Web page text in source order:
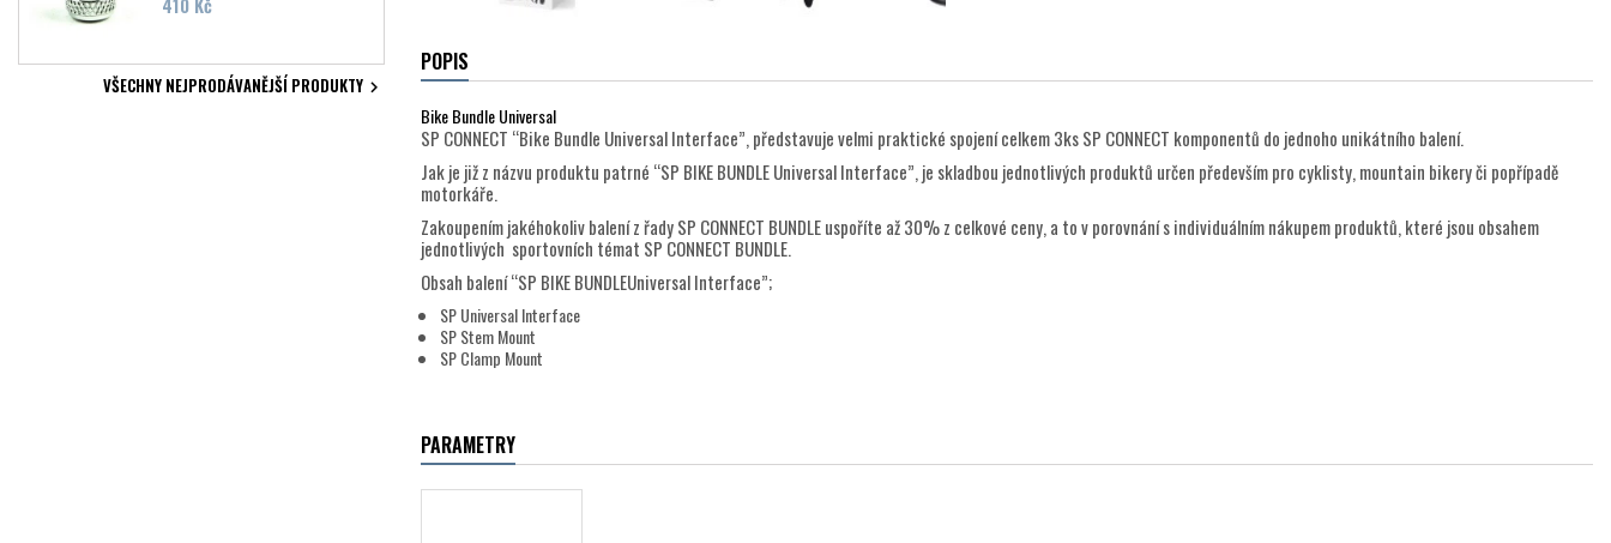
VŠECHNY NEJPRODÁVANĚJŠÍ PRODUKTY 
POPIS
Bike Bundle Universal
SP CONNECT “Bike Bundle Universal Interface”, představuje velmi praktické spojení celkem 3ks SP CONNECT komponentů do jednoho unikátního balení.
Jak je již z názvu produktu patrné “SP BIKE BUNDLE Universal Interface”, je skladbou jednotlivých produktů určen především pro cyklisty, mountain bikery či popřípadě
motorkáře.
Zakoupením jakéhokoliv balení z řady SP CONNECT BUNDLE uspoříte až 30% z celkové ceny, a to v porovnání s individuálním nákupem produktů, které jsou obsahem
jednotlivých sportovních témat SP CONNECT BUNDLE.
Obsah balení “SP BIKE BUNDLEUniversal Interface”;
SP Universal Interface
SP Stem Mount
SP Clamp Mount
PARAMETRY